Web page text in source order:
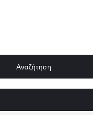
Αναζήτηση